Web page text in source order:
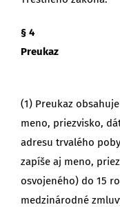
§ 4
Preukaz
(1) Preukaz
meno, priezvisko,
adresu trvalého
zapíše aj meno,
osvojeného) do 15
medzinárodné